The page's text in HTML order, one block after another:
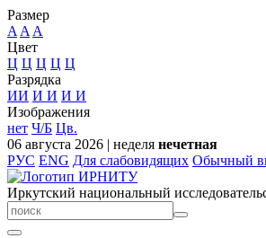
Размер
A A A
Цвет
Ц Ц Ц Ц Ц
Разрядка
ИИ И И И И
Изображения
нет Ч/Б Цв.
06 августа 2026 | неделя нечетная
РУС ENG Для слабовидящих Обычный
Иркутский национальный